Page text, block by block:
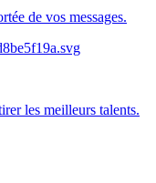
de vos messages.
les meilleurs talents.